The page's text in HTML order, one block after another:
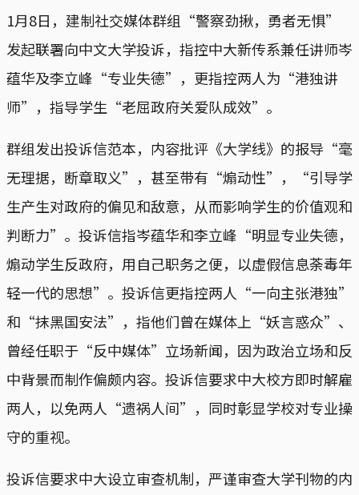
1月8日，建制社交媒体群组“警察劲揪，勇者无惧”
发起联署向中文大学投诉，指控中大新传系兼任讲师岑
蕴华及李立峰“专业失德”，更指控两人为“港独讲
师”，指导学生“老屈政府关爱队成效”。
群组发出投诉信范本，内容批评《大学线》的报导“毫
无理据，断章取义”，甚至带有“煽动性”，“引导学
生产生对政府的偏见和敌意，从而影响学生的价值观和
判断力”。投诉信指岑蕴华和李立峰“明显专业失德，
煽动学生反政府，用自己职务之便，以虚假信息荼毒年
轻一代的思想”。投诉信更指控两人“一向主张港独”
和“抹黑国安法”，指他们曾在媒体上“妖言惑众”、
曾经任职于“反中媒体”立场新闻，因为政治立场和反
中背景而制作偏颇内容。投诉信要求中大校方即时解雇
两人，以免两人“遗祸人间”，同时彰显学校对专业操
守的重视。
投诉信要求中大设立审查机制，严谨审查大学刊物的内